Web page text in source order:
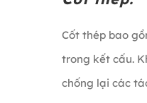
Cốt thép bao
trong kết cấu.
chống lại các